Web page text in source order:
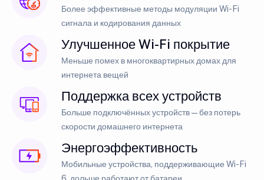
Более эффективные методы модуляции Wi-Fi
сигнала и кодирования данных
Улучшенное Wi-Fi покрытие
Меньше помех в многоквартирных домах для
интернета вещей
Поддержка всех устройств
Больше подключённых устройств — без потерь
скорости домашнего интернета
Энергоэффективность
Мобильные устройства, поддерживающие Wi-Fi